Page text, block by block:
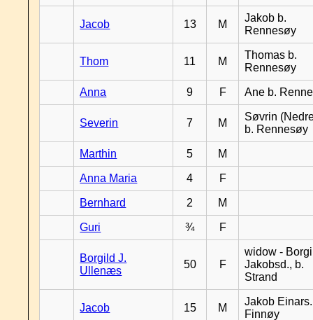
Jacob 13 M
Jakob b.
Rennesøy
Thom 11 M
Thomas b.
Rennesøy
Anna 9 F Ane b.
Severin 7 M
Søvrin
b. Rennesøy
Marthin 5 M
Anna Maria 4 F
Bernhard 2 M
Guri ¾ F
Borgild J.
Ullenæs
50 F
widow -
Jakobsd., b.
Strand
Jacob 15 M
Jakob
Finnøy